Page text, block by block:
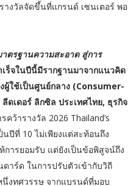
งวัลจัดขึ้นที่แกรนด์ เซนเตอร์ พอ
ตรฐานความสะอาด สู่การ
เร็จในปีนี้มีรากฐานมาจากแนวคิด
ผู้ใช้เป็นศูนย์กลาง (Consumer-
ดเดอร์ ลิกซิล ประเทศไทย, ธุรกิจ
คว้ารางวัล 2026 Thailand’s
ปีที่ 10 ไม่เพียงแต่สะท้อนถึง
ารยอมรับ แต่ยังเป็นข้อพิสูจน์ถึง
าร์ด ในการปรับตัวเข้ากับวิถี
งทศวรรษ จากแบรนด์ที่มอบ